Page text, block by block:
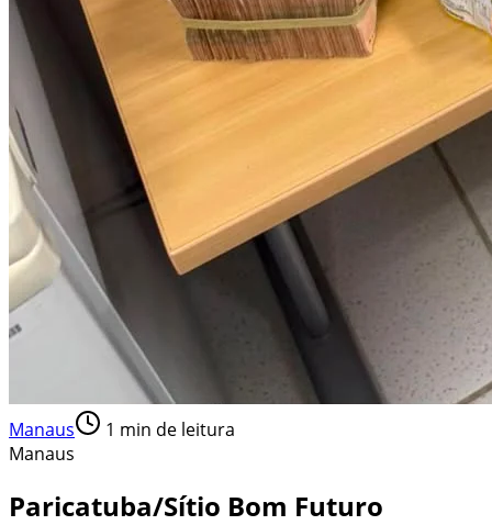
Manaus 1 min de leitura
Manaus
Paricatuba/Sítio Bom Futuro